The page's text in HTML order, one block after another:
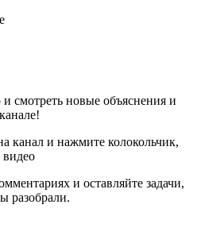
смотреть новые объяснения и
канал и нажмите колокольчик,
и оставляйте задачи,
разобрали.